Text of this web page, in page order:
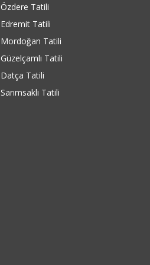
Özdere Tatili
Edremit Tatili
Mordoğan Tatili
Güzelçamlı Tatili
Datça Tatili
Sarımsaklı Tatili